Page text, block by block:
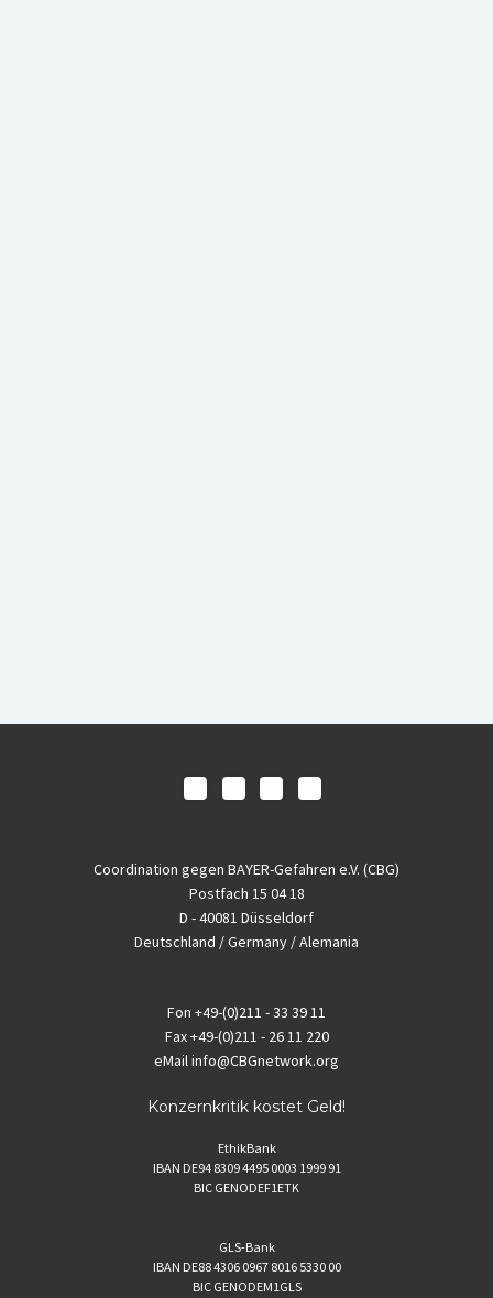
Coordination gegen BAYER-Gefahren e.V. (CBG)
Postfach 15 04 18
D - 40081 Düsseldorf
Deutschland / Germany / Alemania
Fon +49-(0)211 - 33 39 11
Fax+49-(0)211 - 26 11 220
eMailinfo@CBGnetwork.org
Konzernkritik kostet Geld!
EthikBank
IBAN DE94 8309 4495 0003 1999 91
BIC GENODEF1ETK
GLS-Bank
IBAN DE88 4306 0967 8016 5330 00
BIC GENODEM1GLS